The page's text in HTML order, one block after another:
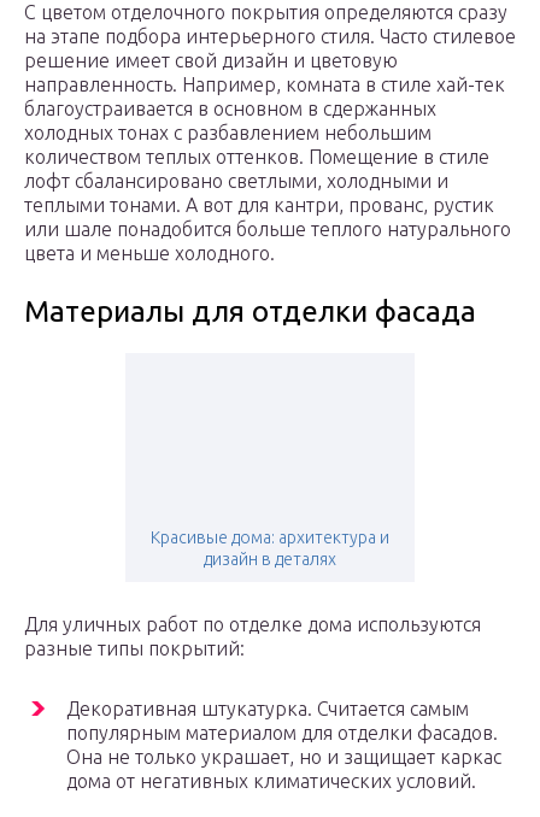
С цветом отделочного покрытия определяются сразу
на этапе подбора интерьерного стиля. Часто стилевое
решение имеет свой дизайн и цветовую
направленность. Например, комната в стиле хай-тек
благоустраивается в основном в сдержанных
холодных тонах с разбавлением небольшим
количеством теплых оттенков. Помещение в стиле
лофт сбалансировано светлыми, холодными и
теплыми тонами. А вот для кантри, прованс, рустик
или шале понадобится больше теплого натурального
цвета и меньше холодного.
Материалы для отделки фасада
Красивые дома: архитектура и
дизайн в деталях
Для уличных работ по отделке дома используются
разные типы покрытий:
Декоративная штукатурка. Считается самым
популярным материалом для отделки фасадов.
Она не только украшает, но и защищает каркас
дома от негативных климатических условий.